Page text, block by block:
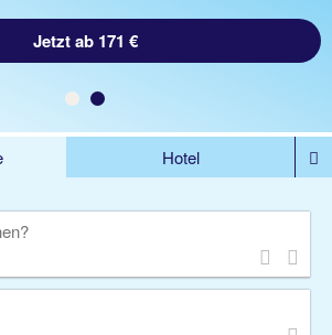
Jetzt ab 1317 €
Jetzt ab 171 €
Hotel
Camper Privattransfer